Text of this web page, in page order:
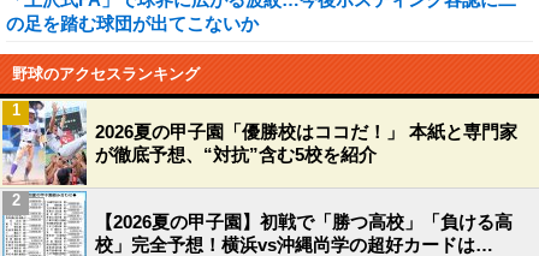
の足を踏む球団が出てこないか
野球のアクセスランキング
2026夏の甲子園「優勝校はココだ！」 本紙と専門家
が徹底予想、“対抗”含む5校を紹介
1
【2026夏の甲子園】初戦で「勝つ高校」「負ける高
校」完全予想！横浜vs沖縄尚学の超好カードは…
2